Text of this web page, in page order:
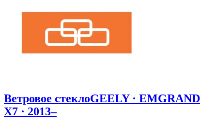
Ветровое стеклоGEELY · EMGRAND
X7 · 2013–